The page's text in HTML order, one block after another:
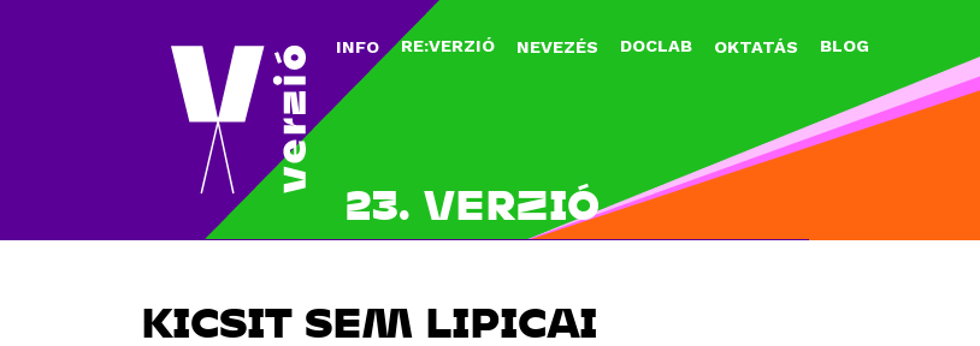
INFO RE:VERZIÓ NEVEZÉS DOCLAB OKTATÁS BLOG
23. VERZIÓ
KICSIT SEM LIPICAI